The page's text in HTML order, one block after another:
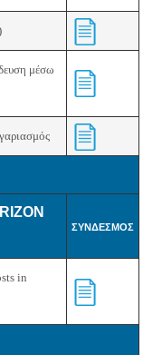
μέσω
ΣΥΝΔΕΣΜΟΣ
in